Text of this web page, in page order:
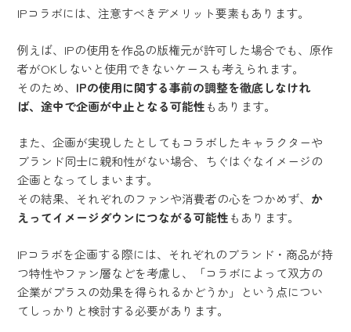
IPコラボには、注意すべきデメリット要素もあります。
例えば、IPの使用を作品の版権元が許可した場合でも、原作
者がOKしないと使用できないケースも考えられます。
そのため、 IPの使用に関する事前の調整を徹底しなけれ
ば、途中で企画が中止となる可能性もあります。
また、企画が実現したとしてもコラボしたキャラクターや
ブランド同士に親和性がない場合、ちぐはぐなイメージの
企画となってしまいます。
その結果、それぞれのファンや消費者の心をつかめず、 か
えってイメージダウンにつながる可能性もあります。
IPコラボを企画する際には、それぞれのブランド・商品が持
つ特性やファン層などを考慮し、「コラボによって双方の
企業がプラスの効果を得られるかどうか」という点につい
てしっかりと検討する必要があります。